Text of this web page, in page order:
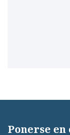
Ponerse